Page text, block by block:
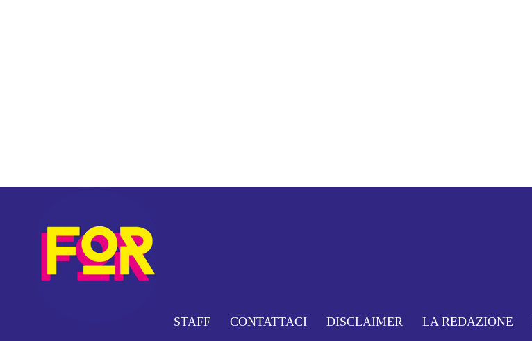
STAFF CONTATTACI DISCLAIMER LA REDAZIONE